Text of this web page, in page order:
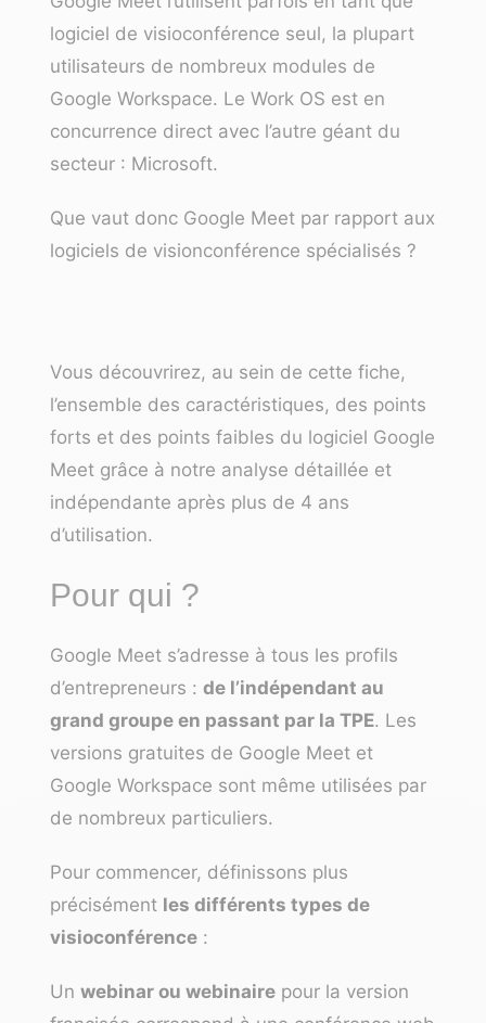
logiciel de visioconférence seul, la plupart
utilisateurs de nombreux modules de
Google Workspace. Le Work OS est en
concurrence direct avec l’autre géant du
secteur : Microsoft.
Que vaut donc Google Meet par rapport aux
logiciels de visionconférence spécialisés ?
Vous découvrirez, au sein de cette fiche,
l’ensemble des caractéristiques, des points
forts et des points faibles du logiciel Google
Meet grâce à notre analyse détaillée et
indépendante après plus de 4 ans
d’utilisation.
Pour qui ?
Google Meet s’adresse à tous les profils
d’entrepreneurs : de l’indépendant au
grand groupe en passant par la TPE. Les
versions gratuites de Google Meet et
Google Workspace sont même utilisées par
de nombreux particuliers.
Pour commencer, définissons plus
précisément les différents types de
visioconférence :
Un webinar ou webinaire pour la version